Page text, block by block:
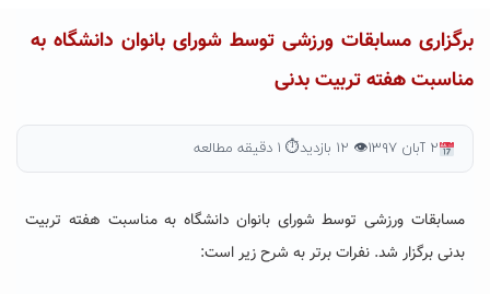
برگزاری مسابقات ورزشی توسط شورای بانوان دانشگاه به
مناسبت هفته تربیت بدنی
۲ آبان ۱۳۹۷ 👁 ۱۲ بازدید ⏱ ۱ دقیقه مطالعه
مسابقات ورزشی توسط شورای بانوان دانشگاه به مناسبت هفته تربیت
بدنی برگزار شد. نفرات برتر به شرح زیر است: